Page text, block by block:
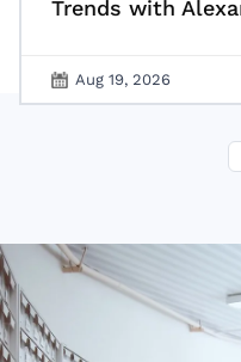
Trends with
Aug 19, 2026